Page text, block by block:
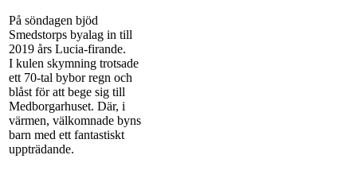
På söndagen bjöd
Smedstorps byalag in till
2019 års Lucia-firande.
I kulen skymning trotsade
ett 70-tal bybor regn och
blåst för att bege sig till
Medborgarhuset. Där, i
värmen, välkomnade byns
barn med ett fantastiskt
uppträdande.